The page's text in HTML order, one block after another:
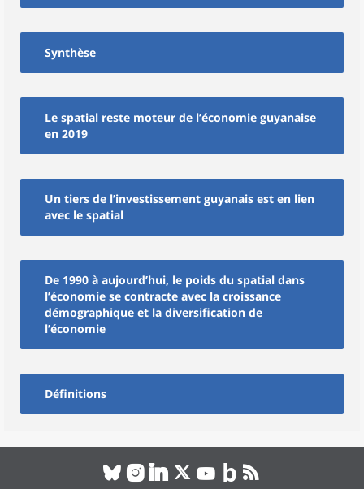
Synthèse
Le spatial reste moteur de l’économie guyanaise
en 2019
Un tiers de l’investissement guyanais est en lien
avec le spatial
De 1990 à aujourd’hui, le poids du spatial dans
l’économie se contracte avec la croissance
démographique et la diversification de
l’économie
Définitions